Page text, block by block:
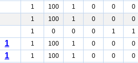
1 100 1 0 0
0
1 100 1 0 0
0
1 0 0 0 1
1
1 1 100 1 0 0
0
1 1 100 1 0 0
0